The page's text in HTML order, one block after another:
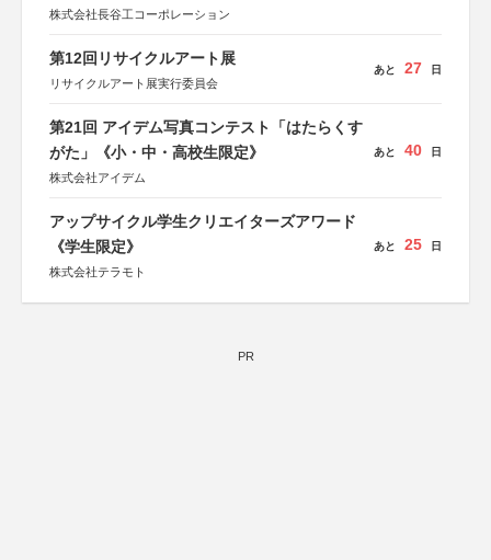
株式会社長谷工コーポレーション
第12回リサイクルアート展
リサイクルアート展実行委員会
あと 27 日
第21回 アイデム写真コンテスト「はたらくす
がた」《小・中・高校生限定》
株式会社アイデム
あと 40 日
アップサイクル学生クリエイターズアワード
《学生限定》
株式会社テラモト
あと 25 日
PR